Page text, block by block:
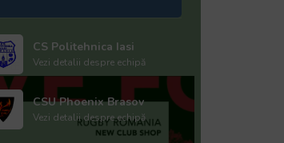
CS Politehnica Iasi
Vezi detalii despre echipă
CSU Phoenix Brasov
Vezi detalii despre echipă